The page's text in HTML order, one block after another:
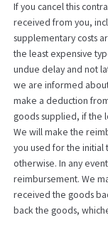
If you cancel this
received from you,
supplementary costs
the least expensive
undue delay and not
we are informed
make a deduction
goods supplied, if the
We will make the
you used for the initial
otherwise. In any
reimbursement. We
received the goods
back the goods,